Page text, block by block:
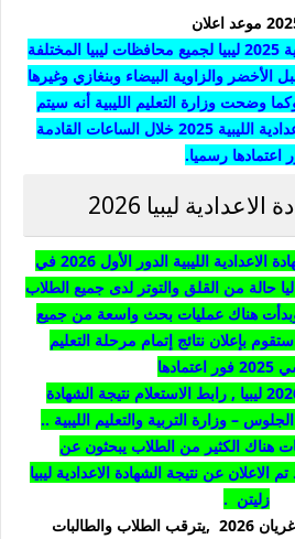
رابط نتيجة الشهادة الاعدادية 2025 ليبيا لجميع محافظات ليبيا المختلفة
الأخضر والزاوية البيضاءوبنغازي وغيرها
وضحت وزارة التعليم الليبيةأنه سيتم
موعد الإعلان عن نتيجة الاعدادية الليبية 2025 خلال الساعات القادمة
اعتمادها رسميا.
ليبيا 2026
الاعدادية
الليبية الدور الأول 2026 في
حالة من القلق والتوتر لدى جميع الطلاب
وبدأت هناك عمليات بحث واسعة من جميع
بإعلان نتائج إتمام مرحلة التعليم
ليبيا , رابط الاستعلام نتيجة الشهادة
ليبيا برقم الجلوس – وزارة التربية والتعليم الليبية ..
هناك الكثير من الطلاب يبحثون عن
تم الاعلان عن نتيجة الشهادة الاعدادية ليبيا
زليتن .
نتيجة الشهادة الاعدادية غريان 2026 ,يترقب الطلاب والطالبات